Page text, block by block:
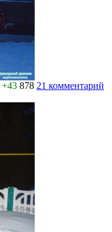
+43 878 21 комментарий